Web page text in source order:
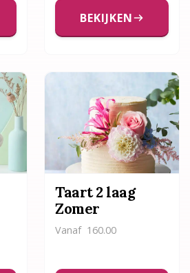
BEKIJKEN
Taart 2 laag
Zomer
Vanaf 160.00